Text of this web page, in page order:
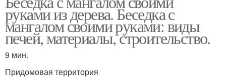
руками из дерева. Беседка с
мангалом своими руками: виды
печей, материалы, строительство.
9 мин.
Придомовая территория